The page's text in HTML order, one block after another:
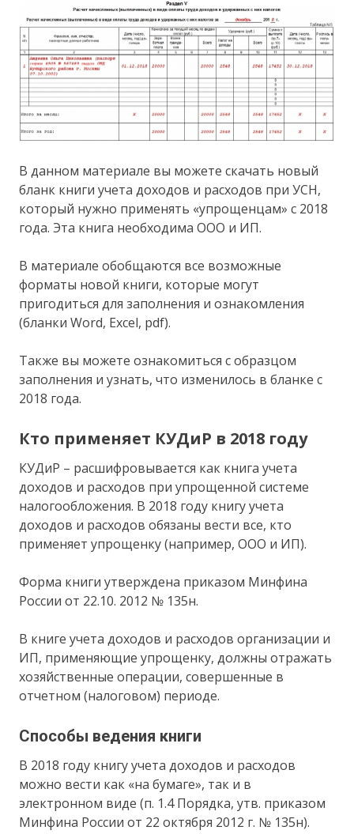
В данном материале вы можете скачать новый
бланк книги учета доходов и расходов при УСН,
который нужно применять «упрощенцам» с 2018
года. Эта книга необходима ООО и ИП.
В материале обобщаются все возможные
форматы новой книги, которые могут
пригодиться для заполнения и ознакомления
(бланки Word, Excel, pdf).
Также вы можете ознакомиться с образцом
заполнения и узнать, что изменилось в бланке с
2018 года.
Кто применяет КУДиР в 2018 году
КУДиР – расшифровывается как книга учета
доходов и расходов при упрощенной системе
налогообложения. В 2018 году книгу учета
доходов и расходов обязаны вести все, кто
применяет упрощенку (например, ООО и ИП).
Форма книги утверждена приказом Минфина
России от 22.10. 2012 № 135н.
В книге учета доходов и расходов организации и
ИП, применяющие упрощенку, должны отражать
хозяйственные операции, совершенные в
отчетном (налоговом) периоде.
Способы ведения книги
В 2018 году книгу учета доходов и расходов
можно вести как «на бумаге», так и в
электронном виде (п. 1.4 Порядка, утв. приказом
Минфина России от 22 октября 2012 г. № 135н).